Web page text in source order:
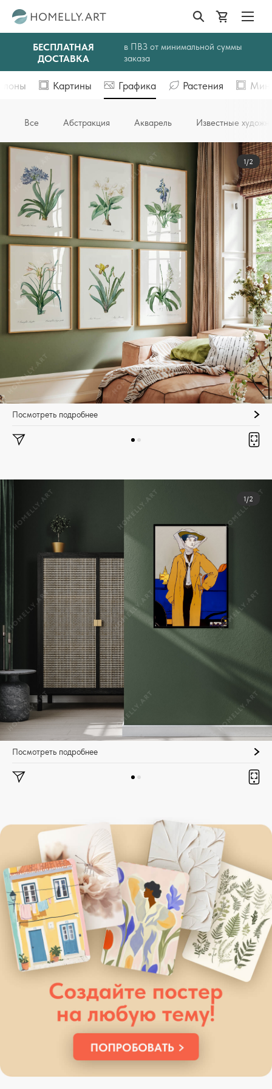
БЕСПЛАТНАЯ
ДОСТАВКА
в ПВЗ от минимальной суммы
заказа
Картины Графика Растения
Все Абстракция Акварель Известные
1/2
Посмотреть подробнее
1/2
Посмотреть подробнее